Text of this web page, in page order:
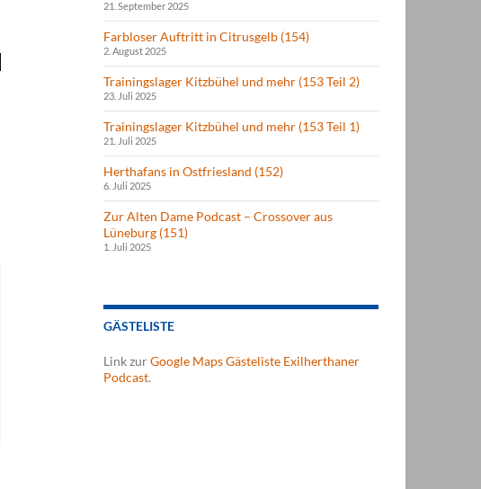
21. September 2025
Farbloser Auftritt in Citrusgelb (154)
2. August 2025
Trainingslager Kitzbühel und mehr (153 Teil 2)
23. Juli 2025
Trainingslager Kitzbühel und mehr (153 Teil 1)
21. Juli 2025
Herthafans in Ostfriesland (152)
6. Juli 2025
Zur Alten Dame Podcast – Crossover aus
Lüneburg (151)
1. Juli 2025
GÄSTELISTE
Link zurGoogle Maps Gästeliste Exilherthaner
Podcast.